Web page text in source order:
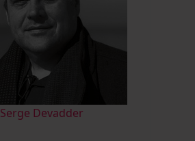
Serge Devadder